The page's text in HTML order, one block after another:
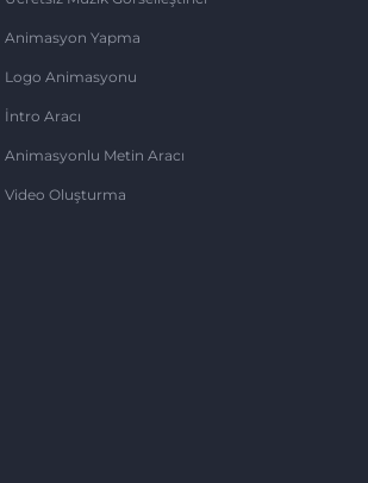
Animasyon Yapma
Logo Animasyonu
İntro Aracı
Animasyonlu Metin Aracı
Video Oluşturma